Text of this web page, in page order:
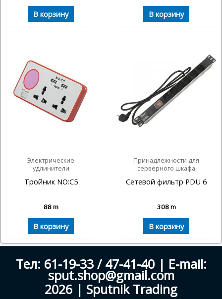
В корзину В корзину
Электрические
удлинители
Тройник NO:C5
88m
В корзину
Принадлежности для
серверного шкафа
Сетевой фильтр PDU 6
308m
В корзину
Тел: 61-19-33 / 47-41-40 | E-mail:
sput.shop@gmail.com
2026 | Sputnik Trading